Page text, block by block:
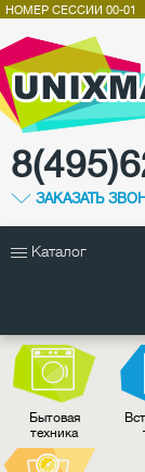
ЗАКАЗАТЬ
НОМЕР СЕССИИ 00-01
Каталог
Бытовая
техника